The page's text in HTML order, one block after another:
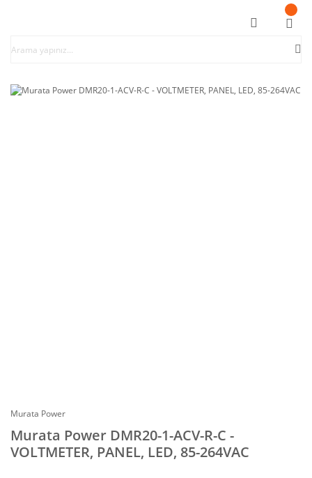
Murata Power
Murata Power DMR20-1-ACV-R-C -
VOLTMETER, PANEL, LED, 85-264VAC